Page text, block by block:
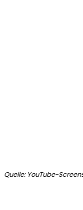
Quelle: YouTube-